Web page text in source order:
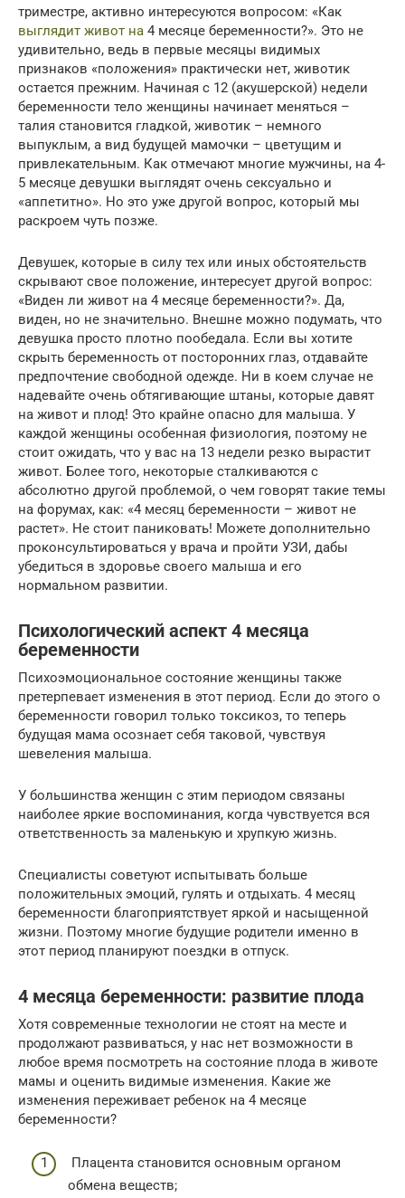
триместре, активно интересуются вопросом: «Как
выглядит живот на 4 месяце беременности?». Это не
удивительно, ведь в первые месяцы видимых
признаков «положения» практически нет, животик
остается прежним. Начиная с 12 (акушерской) недели
беременности тело женщины начинает меняться –
талия становится гладкой, животик – немного
выпуклым, а вид будущей мамочки – цветущим и
привлекательным. Как отмечают многие мужчины, на 4-
5 месяце девушки выглядят очень сексуально и
«аппетитно». Но это уже другой вопрос, который мы
раскроем чуть позже.
Девушек, которые в силу тех или иных обстоятельств
скрывают свое положение, интересует другой вопрос:
«Виден ли живот на 4 месяце беременности?». Да,
виден, но не значительно. Внешне можно подумать, что
девушка просто плотно пообедала. Если вы хотите
скрыть беременность от посторонних глаз, отдавайте
предпочтение свободной одежде. Ни в коем случае не
надевайте очень обтягивающие штаны, которые давят
на живот и плод! Это крайне опасно для малыша. У
каждой женщины особенная физиология, поэтому не
стоит ожидать, что у вас на 13 недели резко вырастит
живот. Более того, некоторые сталкиваются с
абсолютно другой проблемой, о чем говорят такие темы
на форумах, как: «4 месяц беременности – живот не
растет». Не стоит паниковать! Можете дополнительно
проконсультироваться у врача и пройти УЗИ, дабы
убедиться в здоровье своего малыша и его
нормальном развитии.
Психологический аспект 4 месяца
беременности
Психоэмоциональное состояние женщины также
претерпевает изменения в этот период. Если до этого о
беременности говорил только токсикоз, то теперь
будущая мама осознает себя таковой, чувствуя
шевеления малыша.
У большинства женщин с этим периодом связаны
наиболее яркие воспоминания, когда чувствуется вся
ответственность за маленькую и хрупкую жизнь.
Специалисты советуют испытывать больше
положительных эмоций, гулять и отдыхать. 4 месяц
беременности благоприятствует яркой и насыщенной
жизни. Поэтому многие будущие родители именно в
этот период планируют поездки в отпуск.
4 месяца беременности: развитие плода
Хотя современные технологии не стоят на месте и
продолжают развиваться, у нас нет возможности в
любое время посмотреть на состояние плода в животе
мамы и оценить видимые изменения. Какие же
изменения переживает ребенок на 4 месяце
беременности?
Плацента становится основным органом
обмена веществ;